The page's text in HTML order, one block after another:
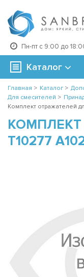
Пн-пт с 9:00 до
Каталог
Главная > Каталог >
Для смесителей >
Комплект отражателей
T10277